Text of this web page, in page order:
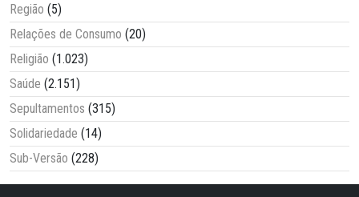
Região (5)
Relações de Consumo (20)
Religião (1.023)
Saúde (2.151)
Sepultamentos (315)
Solidariedade (14)
Sub-Versão (228)